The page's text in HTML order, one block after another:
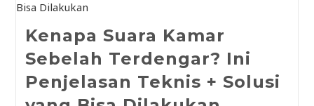
Kenapa Suara Kamar
Sebelah Terdengar? Ini
Penjelasan Teknis + Solusi